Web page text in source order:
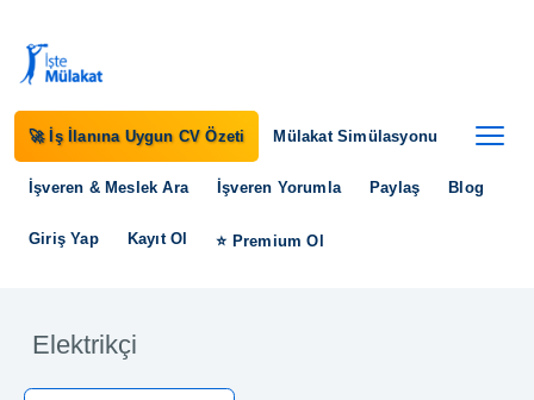
🚀 İş İlanına Uygun CV Özeti Mülakat Simülasyonu
İşveren & Meslek Ara İşveren Yorumla Paylaş Blog
Giriş Yap Kayıt Ol ⭐ Premium Ol
Elektrikçi